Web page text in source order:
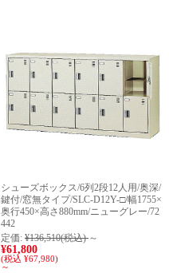
シューズボックス/6列2段12人用/奥深/
鍵付/窓無タイプ/SLC-D12Y-□/幅1755×
奥行450×高さ880mm/ニューグレー/72
442
定価: ¥136,510(税込) ～
¥61,800
(税込 ¥67,980)
～